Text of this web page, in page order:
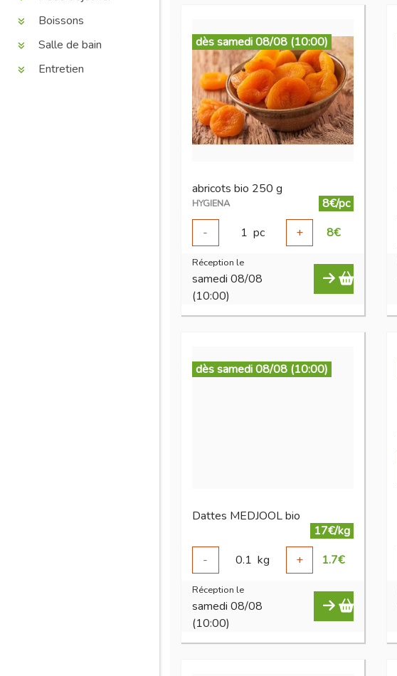
Boissons
Salle de bain
Entretien
dès samedi 08/08 (10:00)
abricots bio 250 g
HYGIENA
8€/pc
-
1 pc + 8€
Réception le
samedi 08/08
(10:00)
dès samedi 08/08 (10:00)
Dattes MEDJOOL bio
17€/kg
-
0.1 kg + 1.7€
Réception le
samedi 08/08
(10:00)